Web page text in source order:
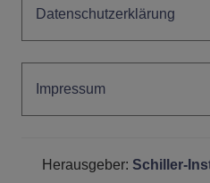
Datenschutzerklärung
Impressum
Herausgeber: Schiller-